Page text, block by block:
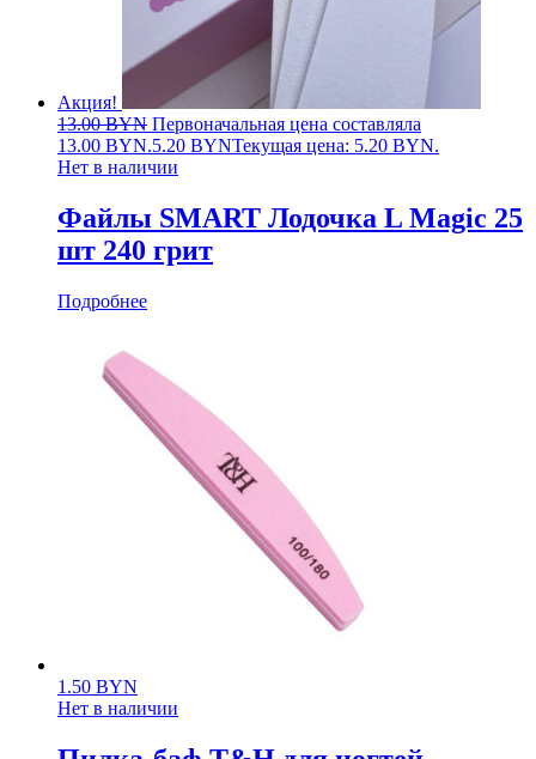
Акция!
13.00BYN Первоначальная цена составляла
13.00 BYN.5.20 BYNТекущая цена: 5.20 BYN.
Нет в наличии
Файлы SMART Лодочка L Magic 25
шт 240 грит
Подробнее
1.50 BYN
Нет в наличии